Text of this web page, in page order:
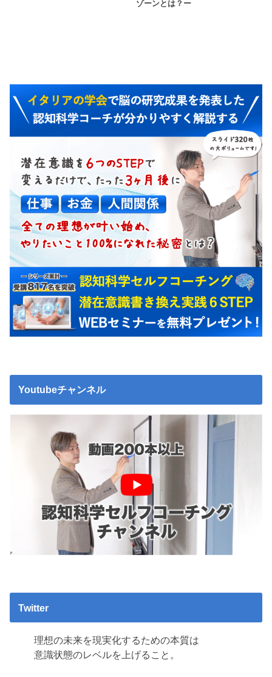
ゾーンとは？ー
Youtubeチャンネル
Twitter
理想の未来を現実化するための本質は
意識状態のレベルを上げること。